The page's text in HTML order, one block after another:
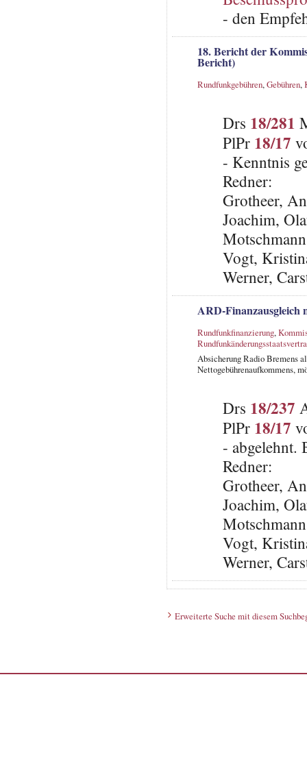
- den
18. Bericht der
Bericht)
Rundfunkgebühren,Gebühren,
Drs 18/281
PlPr 18/17
- Kenntnis
Redner:
Grotheer,
Joachim,
Vogt,
Werner,
ARD-Finanzausgleich
Rundfunkfinanzierung,
Absicherung Radio Bremens
Nettogebührenaufkommens,
Drs 18/237
PlPr 18/17
- abgelehnt.
Redner:
Grotheer,
Joachim,
Vogt,
Werner,
Erweiterte Suche mit diesem